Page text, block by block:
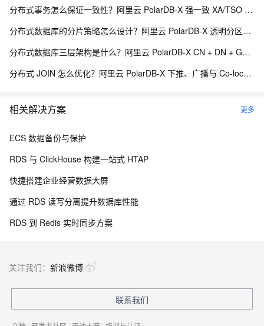
分布式事务怎么保证一致性？阿里云 PolarDB-X 强一致 XA/TSO 解析
分布式数据库的分片策略怎么设计？阿里云 PolarDB-X 透明分区与热点打散解析
分布式数据库三层架构是什么？阿里云 PolarDB-X CN + DN + GMS 三层存算分离解析
分布式 JOIN 怎么优化？阿里云 PolarDB-X 下推、广播与 Co-located JOIN 解析
相关解决方案 更多
ECS 数据备份与保护
RDS 与 ClickHouse 构建一站式 HTAP
快捷搭建企业经营数据大屏
通过 RDS 读写分离提升数据库性能
RDS 到 Redis 实时同步方案
关注我们： 新浪微博
联系我们